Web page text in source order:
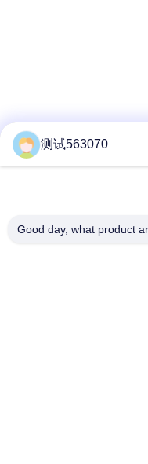
测试563070
Good day, what product